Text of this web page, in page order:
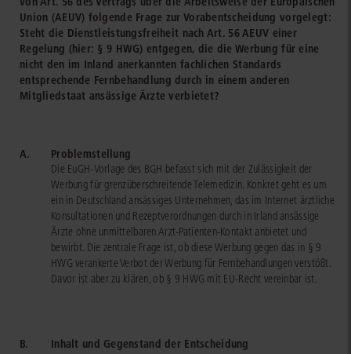
Union (AEUV) folgende Frage zur Vorabentscheidung vorgelegt:
Steht die Dienstleistungsfreiheit nach Art. 56 AEUV einer
Regelung (hier: § 9 HWG) entgegen, die die Werbung für eine
nicht den im Inland anerkannten fachlichen Standards
entsprechende Fernbehandlung durch in einem anderen
Mitgliedstaat ansässige Ärzte verbietet?
A. Problemstellung
Die EuGH-Vorlage des BGH befasst sich mit der Zulässigkeit der
Werbung für grenzüberschreitende Telemedizin. Konkret geht es um
ein in Deutschland ansässiges Unternehmen, das im Internet ärztliche
Konsultationen und Rezeptverordnungen durch in Irland ansässige
Ärzte ohne unmittelbaren Arzt-Patienten-Kontakt anbietet und
bewirbt. Die zentrale Frage ist, ob diese Werbung gegen das in § 9
HWG verankerte Verbot der Werbung für Fernbehandlungen verstößt.
Davor ist aber zu klären, ob § 9 HWG mit EU-Recht vereinbar ist.
B. Inhalt und Gegenstand der Entscheidung